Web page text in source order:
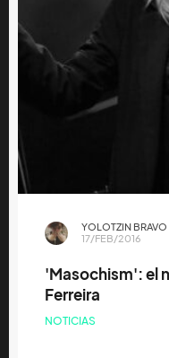
YOLOTZIN BRAVO
17/FEB/2016
'Masochism': el
Ferreira
NOTICIAS